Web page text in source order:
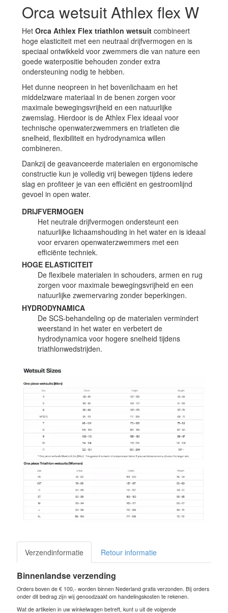
Orca wetsuit Athlex flex W
Het Orca Athlex Flex triathlon wetsuit combineert
hoge elasticiteit met een neutraal drijfvermogen en is
speciaal ontwikkeld voor zwemmers die van nature een
goede waterpositie behouden zonder extra
ondersteuning nodig te hebben.
Het dunne neopreen in het bovenlichaam en het
middelzware materiaal in de benen zorgen voor
maximale bewegingsvrijheid en een natuurlijke
zwemslag. Hierdoor is de Athlex Flex ideaal voor
technische openwaterzwemmers en triatleten die
snelheid, flexibiliteit en hydrodynamica willen
combineren.
Dankzij de geavanceerde materialen en ergonomische
constructie kun je volledig vrij bewegen tijdens iedere
slag en profiteer je van een efficiënt en gestroomlijnd
gevoel in open water.
DRIJFVERMOGEN
Het neutrale drijfvermogen ondersteunt een
natuurlijke lichaamshouding in het water en is ideaal
voor ervaren openwaterzwemmers met een
efficiënte techniek.
HOGE ELASTICITEIT
De flexibele materialen in schouders, armen en rug
zorgen voor maximale bewegingsvrijheid en een
natuurlijke zwemervaring zonder beperkingen.
HYDRODYNAMICA
De SCS-behandeling op de materialen vermindert
weerstand in het water en verbetert de
hydrodynamica voor hogere snelheid tijdens
triathlonwedstrijden.
Verzendinformatie Retour informatie
Binnenlandse verzending
Orders boven de € 100,- worden binnen Nederland gratis verzonden. Bij orders
onder dit bedrag zijn wij genoodzaakt om handelingskosten te rekenen.
Wat de artikelen in uw winkelwagen betreft, kunt u uit de volgende